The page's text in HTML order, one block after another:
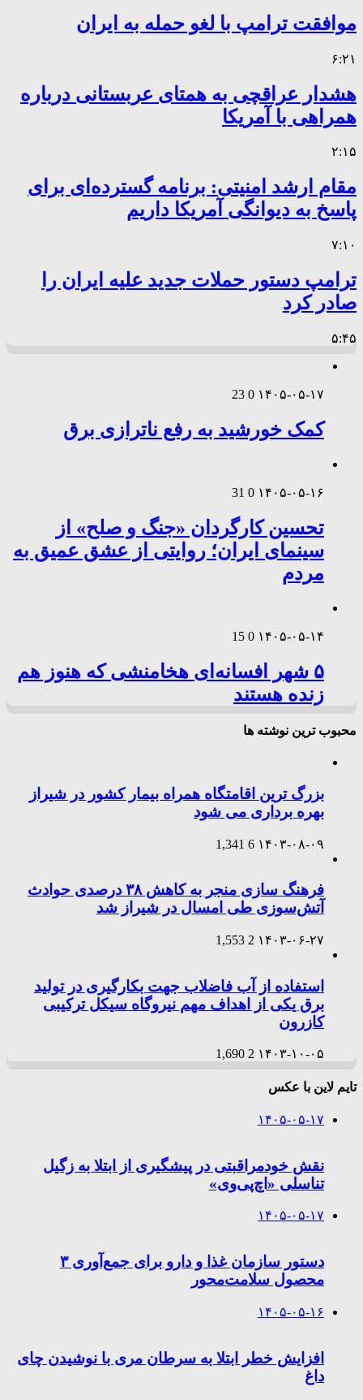
موافقت ترامپ با لغو حمله به ایران
۶:۲۱
هشدار عراقچی به همتای عربستانی درباره
همراهی با آمریکا
۲:۱۵
مقام ارشد امنیتی: برنامه گسترده‌ای برای
پاسخ به دیوانگی آمریکا داریم
۷:۱۰
ترامپ دستور حملات جدید علیه ایران را
صادر کرد
۵:۴۵
۱۴۰۵-۰۵-۱۷ 0
23
کمک خورشید به رفع ناترازی برق
۱۴۰۵-۰۵-۱۶ 0
31
تحسین کارگردان «جنگ و صلح» از
سینمای ایران؛ روایتی از عشق عمیق به
مردم
۱۴۰۵-۰۵-۱۴ 0
15
۵ شهر افسانه‌ای هخامنشی که هنوز هم
زنده هستند
محبوب ترین نوشته ها
بزرگ ترین اقامتگاه همراه بیمار کشور در شیراز
بهره برداری می شود
۱۴۰۳-۰۸-۰۹ 6
1,341
فرهنگ سازی منجر به کاهش ۳۸ درصدی حوادث
آتش‌سوزی طی امسال در شیراز شد
۱۴۰۳-۰۶-۲۷ 2
1,553
استفاده از آب فاضلاب جهت بکارگیری در تولید
برق یکی از اهداف مهم نیروگاه سیکل ترکیبی
کازرون
۱۴۰۳-۱۰-۰۵ 2
1,690
تایم لاین با عکس
۱۴۰۵-۰۵-۱۷
نقش خودمراقبتی در پیشگیری از ابتلا به زگیل
تناسلی «اچ‌پی‌وی»
۱۴۰۵-۰۵-۱۷
دستور سازمان غذا و دارو برای جمع‌آوری ۳
محصول سلامت‌محور
۱۴۰۵-۰۵-۱۶
افزایش خطر ابتلا به سرطان مری با نوشیدن چای
داغ